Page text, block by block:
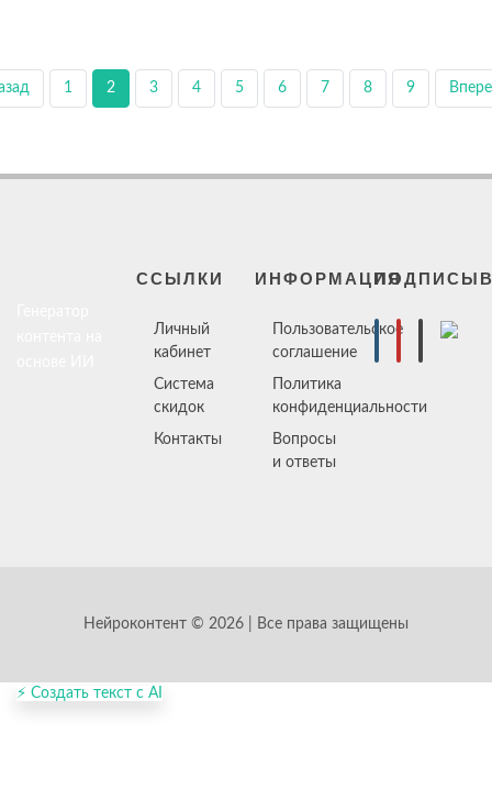
1 2 3 4 5 6 7 8 9
ССЫЛКИ
Личный
кабинет
Система
скидок
Контакты
ИНФОРМАЦИЯ
Пользовательское
соглашение
Политика
конфиденциальности
Вопросы
и ответы
Нейроконтент © 2026 | Все права защищены
⚡ Создать текст с AI